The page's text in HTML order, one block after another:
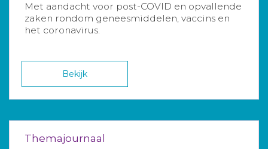
Met aandacht voor post-COVID en opvallende
zaken rondom geneesmiddelen, vaccins en
het coronavirus.
Bekijk
Themajournaal